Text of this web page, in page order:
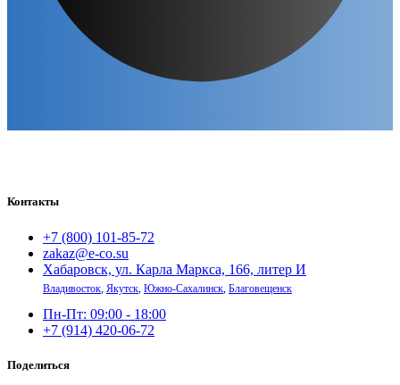
Контакты
+7 (800) 101-85-72
zakaz@e-co.su
Хабаровск, ул. Карла Маркса, 166, литер И
Владивосток Якутск Южно-Сахалинск Благовещенск
Пн-Пт: 09:00 - 18:00
+7 (914) 420-06-72
Поделиться